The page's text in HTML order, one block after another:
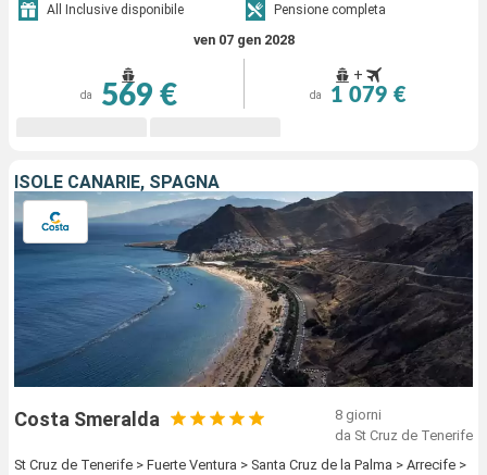
All Inclusive disponibile
Pensione completa
ven 07 gen 2028
da 569 €
+
da 1 079 €
ISOLE CANARIE, SPAGNA
Costa Smeralda
8 giorni
da St Cruz de Tenerife
St Cruz de Tenerife > Fuerte Ventura > Santa Cruz de la Palma > Arrecife >